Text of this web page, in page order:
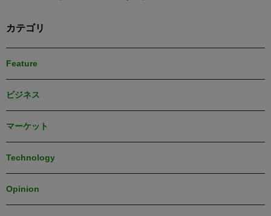
カテゴリ
Feature
ビジネス
マーケット
Technology
Opinion